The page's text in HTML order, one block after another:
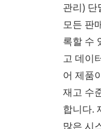
관리) 단
모든 판
록할 수
고 데이
어 제품
재고 수
합니다.
많은 시